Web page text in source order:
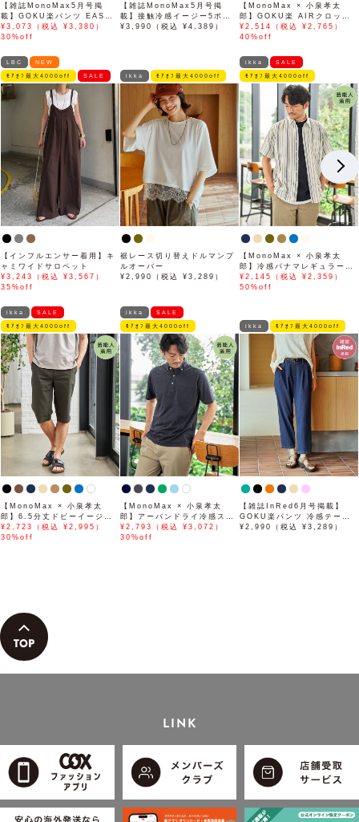
【雑誌MonoMax5月号掲
載】GOKU楽パンツ EASY
STRETCH 冷感アンクル
【接触冷感】「小泉孝太郎さ
¥3,073（税込 ¥3,380）
30%off
【雑誌MonoMax5月号掲
載】接触冷感イージー5ポケ
ット
¥3,990（税込 ¥4,389）
【MonoMax × 小泉孝太
郎】GOKU楽 AIRクロップ
ドパンツ「小泉孝太郎さん着
用モデル」
¥2,514（税込 ¥2,765）
40%off
LBC NEW
ﾓｱｵﾌ最大4000off SALE
【インフルエンサー着用】キ
ャミワイドサロペット
¥3,243（税込 ¥3,567）
35%off
ikka ﾓｱｵﾌ最大4000off
裾レース切り替えドルマンプ
ルオーバー
¥2,990（税込 ¥3,289）
ikka SALE
ﾓｱｵﾌ最大4000off
【MonoMax × 小泉孝太
郎】冷感パナマレギュラーカ
ラー半袖シャツ「小泉孝太郎
さん着用モデル」
¥2,145（税込 ¥2,359）
50%off
ikka SALE
ﾓｱｵﾌ最大4000off
【MonoMax × 小泉孝太
郎】6.5分丈ドビーイージー
ハーフパンツ「小泉孝太郎さ
ん着用モデル」
¥2,723（税込 ¥2,995）
30%off
ikka SALE
ﾓｱｵﾌ最大4000off
【MonoMax × 小泉孝太
郎】アーバンドライ冷感スイ
スボタンダウンポロシャツ
「小泉孝太郎さん着用モデ
¥2,793（税込 ¥3,072）
30%off
ikka ﾓｱｵﾌ最大4000off
【雑誌InRed6月号掲載】
GOKU楽パンツ 冷感テーパ
ード【接触冷感】
¥2,990（税込 ¥3,289）
LINK